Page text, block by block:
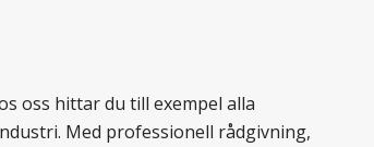
oss hittar du till exempel alla
Med professionell rådgivning,